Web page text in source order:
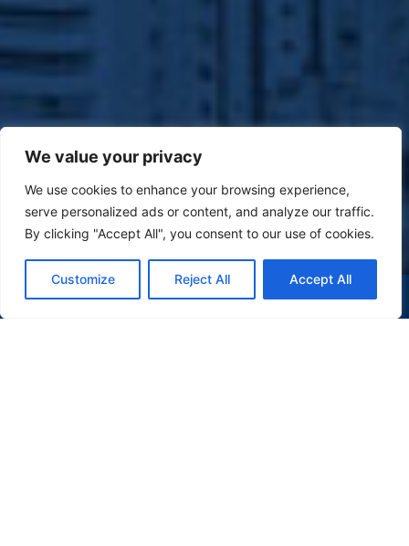
We value your privacy
We use cookies to enhance your browsing experience,
serve personalized ads or content, and analyze our traffic.
By clicking "Accept All", you consent to our use of cookies.
Customize Reject All Accept All
(47) 9 9977-7630